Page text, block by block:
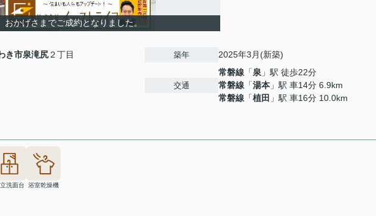
おかげさまでご成約となりました。
き市泉滝尻２丁目 築年 2025年3月(新築)
交通
常磐線 「泉 」駅 徒歩22分
常磐線 「湯本 」駅 車14分 6.9km
常磐線 「植田 」駅 車16分 10.0km
洗面台 浴室乾燥機